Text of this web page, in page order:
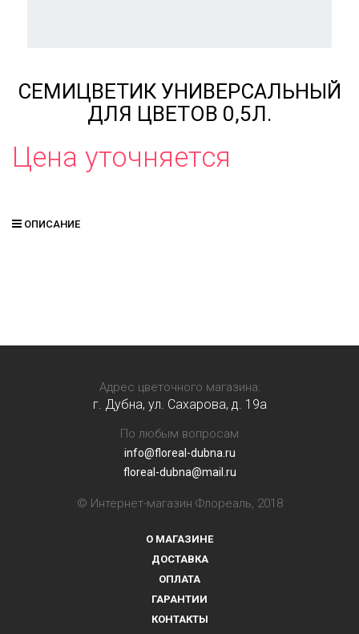
СЕМИЦВЕТИК УНИВЕРСАЛЬНЫЙ
ДЛЯ ЦВЕТОВ 0,5Л.
Цена уточняется
ОПИСАНИЕ
Адрес цветочного магазина:
г. Дубна, ул. Сахарова, д. 19a
По любым вопросам
info@floreal-dubna.ru
floreal-dubna@mail.ru
© Интернет-магазин Флореаль, 2018
О МАГАЗИНЕ
ДОСТАВКА
ОПЛАТА
ГАРАНТИИ
КОНТАКТЫ